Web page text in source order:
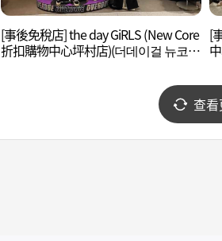
[事後免稅店] the day GiRLS (New Core
折扣購物中心坪村店)(더데이걸 뉴코아
[
查